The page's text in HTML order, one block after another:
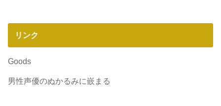
リンク
Goods
男性声優のぬかるみに嵌まる